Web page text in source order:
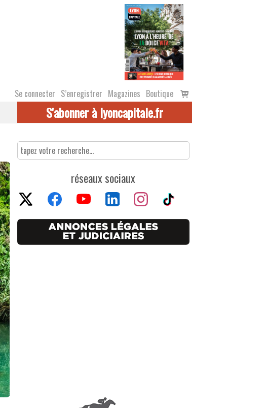
Se connecter S’enregistrer Magazines Boutique
Voir
le
S'abonner à lyoncapitale.fr
réseaux sociaux